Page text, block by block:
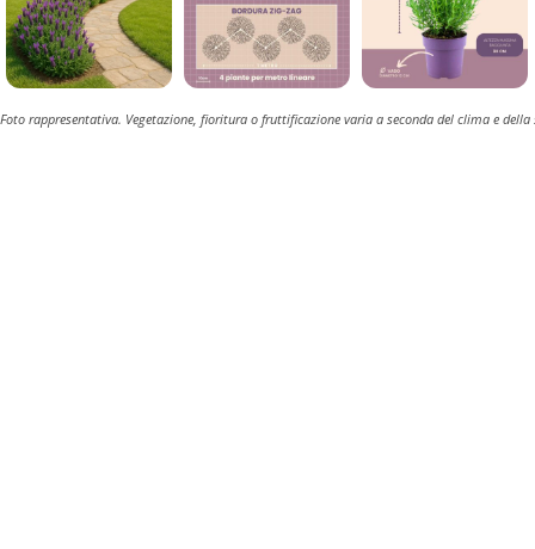
Foto rappresentativa. Vegetazione, fioritura o fruttificazione varia a seconda del clima e della